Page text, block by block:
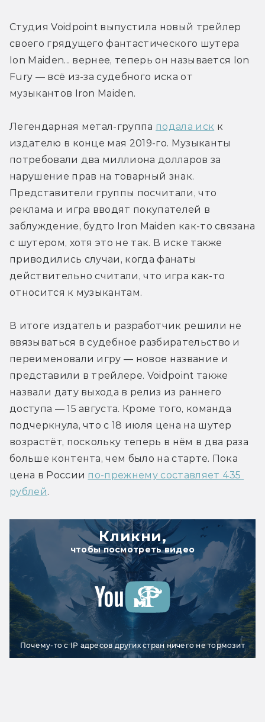
Студия Voidpoint выпустила новый трейлер
своего грядущего фантастического шутера
Ion Maiden... вернее, теперь он называется Ion
Fury — всё из-за судебного иска от
музыкантов Iron Maiden.
Легендарная метал-группа подала иск к
издателю в конце мая 2019-го. Музыканты
потребовали два миллиона долларов за
нарушение прав на товарный знак.
Представители группы посчитали, что
реклама и игра вводят покупателей в
заблуждение, будто Iron Maiden как-то связана
с шутером, хотя это не так. В иске также
приводились случаи, когда фанаты
действительно считали, что игра как-то
относится к музыкантам.
В итоге издатель и разработчик решили не
ввязываться в судебное разбирательство и
переименовали игру — новое название и
представили в трейлере. Voidpoint также
назвали дату выхода в релиз из раннего
доступа — 15 августа. Кроме того, команда
подчеркнула, что с 18 июля цена на шутер
возрастёт, поскольку теперь в нём в два раза
больше контента, чем было на старте. Пока
цена в России по-прежнему составляет 435
рублей.
Кликни,
чтобы посмотреть видео
Почему-то с IP адресов других стран ничего не тормозит